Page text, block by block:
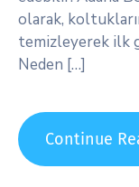
olarak,
temizleyerek ilk
Neden […]
Continue